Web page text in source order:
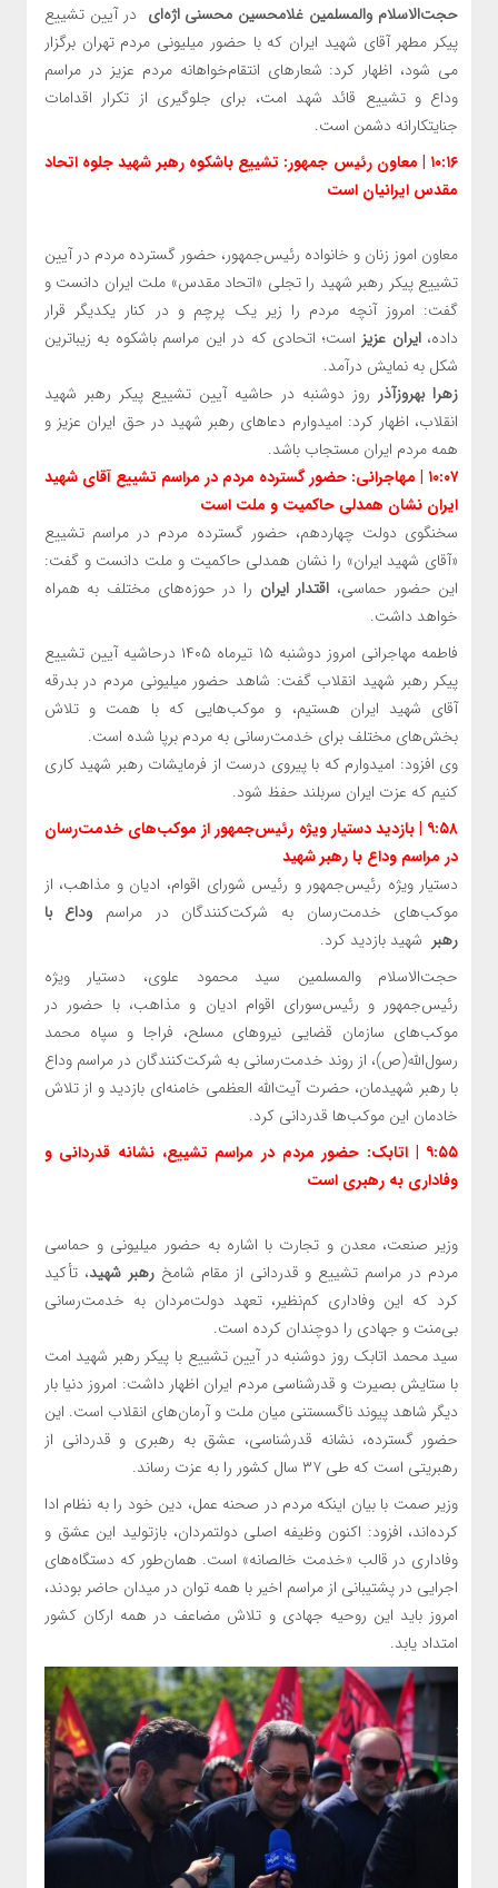
حجت‌الاسلام والمسلمین غلامحسین محسنی اژه‌ای در آیین تشییع
پیکر مطهر آقای شهید ایران که با حضور میلیونی مردم تهران برگزار
می شود، اظهار کرد: شعارهای انتقام‌خواهانه‌ مردم عزیز در مراسم
وداع و تشییع قائد شهد امت، برای جلوگیری از تکرار اقدامات
جنایتکارانه دشمن است.
۱۰:۱۶ | معاون رئیس جمهور: تشییع باشکوه رهبر شهید جلوه اتحاد
مقدس ایرانیان است
معاون اموز زنان و خانواده رئیس‌جمهور، حضور گسترده مردم در آیین
تشییع پیکر رهبر شهید را تجلی «اتحاد مقدس» ملت ایران دانست و
گفت: امروز آنچه مردم را زیر یک پرچم و در کنار یکدیگر قرار
داده،ایران عزیز است؛ اتحادی که در این مراسم باشکوه به زیباترین
شکل به نمایش درآمد.
زهرا بهروزآذر روز دوشنبه در حاشیه آیین تشییع پیکر رهبر شهید
انقلاب، اظهار کرد: امیدوارم دعاهای رهبر شهید در حق ایران عزیز و
همه مردم ایران مستجاب باشد.
۱۰:۰۷ | مهاجرانی: حضور گسترده مردم در مراسم تشییع آقای شهید
ایران نشان همدلی حاکمیت و ملت است
سخنگوی دولت چهاردهم، حضور گسترده مردم در مراسم تشییع
«آقای شهید ایران» را نشان همدلی حاکمیت و ملت دانست و گفت:
این حضور حماسی، اقتدار ایران را در حوزه‌های مختلف به همراه
خواهد داشت.
فاطمه مهاجرانی امروز دوشنبه ۱۵ تیرماه ۱۴۰۵ درحاشیه آیین تشییع
پیکر رهبر شهید انقلاب گفت: شاهد حضور میلیونی مردم در بدرقه
آقای شهید ایران هستیم، و موکب‌هایی که با همت و تلاش
بخش‌های مختلف برای خدمت‌رسانی به مردم برپا شده است.
وی افزود: امیدوارم که با پیروی درست از فرمایشات رهبر شهید کاری
کنیم که عزت ایران سربلند حفظ شود.
۹:۵۸ | بازدید دستیار ویژه رئیس‌جمهور از موکب‌های خدمت‌رسان
در مراسم وداع با رهبر شهید
دستیار ویژه رئیس‌جمهور و رئیس شورای اقوام، ادیان و مذاهب، از
موکب‌های خدمت‌رسان به شرکت‌کنندگان در مراسم وداع با
رهبر شهید بازدید کرد.
حجت‌الاسلام والمسلمین سید محمود علوی، دستیار ویژه
رئیس‌جمهور و رئیس‌سورای اقوام ادیان و مذاهب، با حضور در
موکب‌های سازمان قضایی نیروهای مسلح، فراجا و سپاه محمد
رسول‌الله(ص)، از روند خدمت‌رسانی به شرکت‌کنندگان در مراسم وداع
با رهبر شهیدمان، حضرت آیت‌الله العظمی خامنه‌ای بازدید و از تلاش
خادمان این موکب‌ها قدردانی کرد.
۹:۵۵ | اتابک: حضور مردم در مراسم تشییع، نشانه قدردانی و
وفاداری به رهبری است
وزیر صنعت، معدن و تجارت با اشاره به حضور میلیونی و حماسی
مردم در مراسم تشییع و قدردانی از مقام شامخ رهبر شهید، تأکید
کرد که این وفاداری کم‌نظیر، تعهد دولت‌مردان به خدمت‌رسانی
بی‌منت و جهادی را دوچندان کرده است.
سید محمد اتابک روز دوشنبه در آیین تشییع با پیکر رهبر شهید امت
با ستایش بصیرت و قدرشناسی مردم ایران اظهار داشت: امروز دنیا بار
دیگر شاهد پیوند ناگسستنی میان ملت و آرمان‌های انقلاب است. این
حضور گسترده، نشانه قدرشناسی، عشق به رهبری و قدردانی از
رهبریتی است که طی ۳۷ سال کشور را به عزت رساند.
وزیر صمت با بیان اینکه مردم در صحنه عمل، دین خود را به نظام ادا
کرده‌اند، افزود: اکنون وظیفه اصلی دولتمردان، بازتولید این عشق و
وفاداری در قالب «خدمت خالصانه» است. همان‌طور که دستگاه‌های
اجرایی در پشتیبانی از مراسم اخیر با همه توان در میدان حاضر بودند،
امروز باید این روحیه جهادی و تلاش مضاعف در همه ارکان کشور
امتداد یابد.